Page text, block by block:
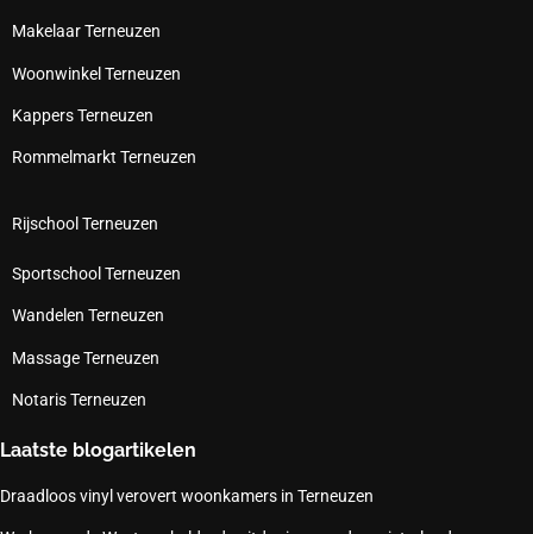
Makelaar Terneuzen
Woonwinkel Terneuzen
Kappers Terneuzen
Rommelmarkt Terneuzen
Rijschool Terneuzen
Sportschool Terneuzen
Wandelen Terneuzen
Massage Terneuzen
Notaris Terneuzen
Laatste blogartikelen
Draadloos vinyl verovert woonkamers in Terneuzen